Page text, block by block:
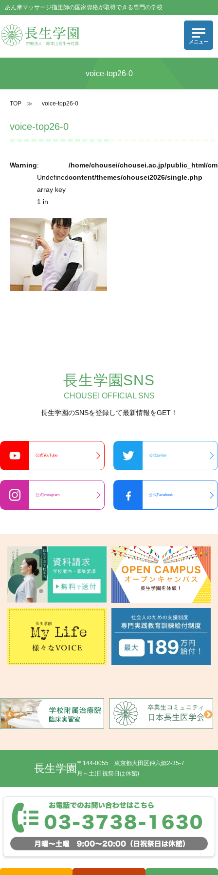
あん摩マッサージ指圧師の国家資格が取得できる専門の学校
voice-top26-0
TOP ≫ voice-top26-0
voice-top26-0
Warning:
Undefined
array key
1 in
/home/chousei/chousei.ac.jp/public_html/
content/themes/chousei2026/single.php
長生学園SNS
CHOUSEI OFFICIAL SNS
長生学園のSNSを登録して最新情報をGET！
公式YouTube 公式twitter
公式Instagram 公式Facebook
長生学園 〒144-0055 東京都大田区仲六郷2-35-7
月～土(日祝祭日は休館)